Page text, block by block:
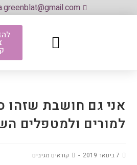
אני גם חושבת שזהו
למורים ולמטפלים
7 בינואר 2019 קוראים מגיבים